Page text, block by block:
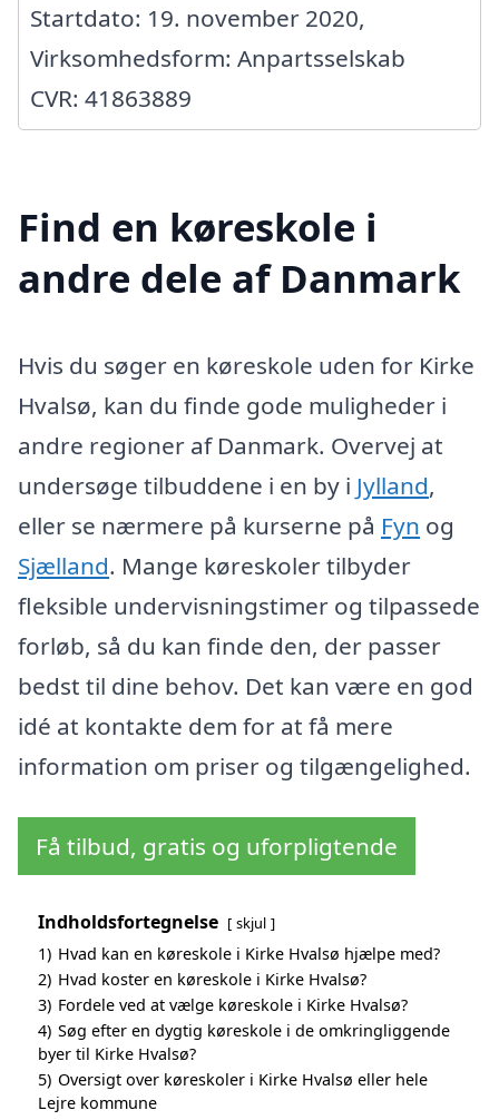
Startdato: 19. november 2020,
Virksomhedsform: Anpartsselskab
CVR: 41863889
Find en køreskole i
andre dele af Danmark
Hvis du søger en køreskole uden for Kirke
Hvalsø, kan du finde gode muligheder i
andre regioner af Danmark. Overvej at
undersøge tilbuddene i en by i Jylland,
eller se nærmere på kurserne på Fyn og
Sjælland. Mange køreskoler tilbyder
fleksible undervisningstimer og tilpassede
forløb, så du kan finde den, der passer
bedst til dine behov. Det kan være en god
idé at kontakte dem for at få mere
information om priser og tilgængelighed.
Få tilbud, gratis og uforpligtende
Indholdsfortegnelse skjul
1) Hvad kan en køreskole i Kirke Hvalsø hjælpe med?
2) Hvad koster en køreskole i Kirke Hvalsø?
3) Fordele ved at vælge køreskole i Kirke Hvalsø?
4) Søg efter en dygtig køreskole i de omkringliggende
byer til Kirke Hvalsø?
5) Oversigt over køreskoler i Kirke Hvalsø eller hele
Lejre kommune